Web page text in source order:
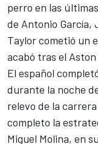
perro en las
de Antonio García,
Taylor cometió un
acabó tras el
El español
durante la noche
relevo de la
completo la
Miguel Molina, en